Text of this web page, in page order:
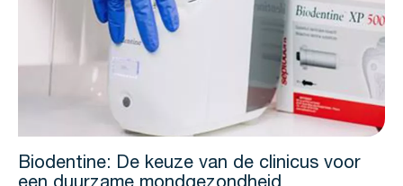
Biodentine: De keuze van de clinicus voor